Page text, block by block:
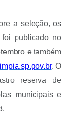
a seleção, os
foi publicado no
e também
. O
reserva de
municipais e